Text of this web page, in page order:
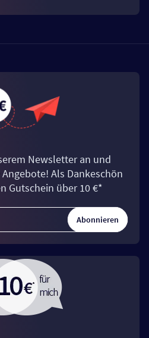
Newsletter an und
Als Dankeschön
Gutschein über 10 €*
Abonnieren